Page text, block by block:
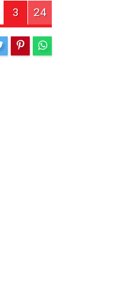
3 24